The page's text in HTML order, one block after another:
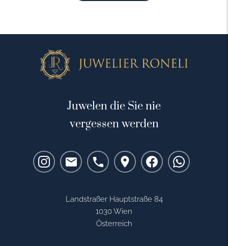
Juwelen die Sie nie
vergessen werden
Landstraßer Hauptstraße 84
1030 Wien
Österreich